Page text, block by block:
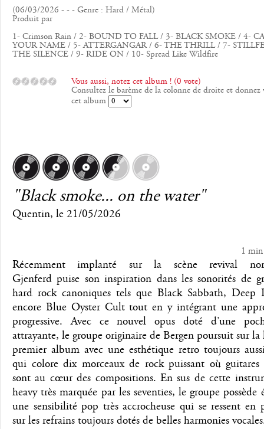
(06/03/2026 - - - Genre : Hard / Métal)
Produit par
1- Crimson Rain / 2- BOUND TO FALL / 3- BLACK SMOKE / 4-
YOUR NAME / 5- ATTERGANGAR / 6- THE THRILL / 7-
THE SILENCE / 9- RIDE ON / 10- Spread Like Wildfire
Vous aussi, notez cet album ! (0 vote)
Consultez le barème de la colonne de droite et donnez
cet album
"Black smoke... on the water"
Quentin, le 21/05/2026
1 min
Récemment implanté sur la scène revival
Gjenferd puise son inspiration dans les sonorités de
hard rock canoniques tels que Black Sabbath, Deep
encore Blue Oyster Cult tout en y intégrant une
progressive. Avec ce nouvel opus doté d’une
attrayante, le groupe originaire de Bergen poursuit sur la
premier album avec une esthétique retro toujours
qui colore dix morceaux de rock puissant où guitares
sont au cœur des compositions. En sus de cette
heavy très marquée par les seventies, le groupe possède
une sensibilité pop très accrocheuse qui se ressent en
sur les refrains toujours dotés de belles harmonies